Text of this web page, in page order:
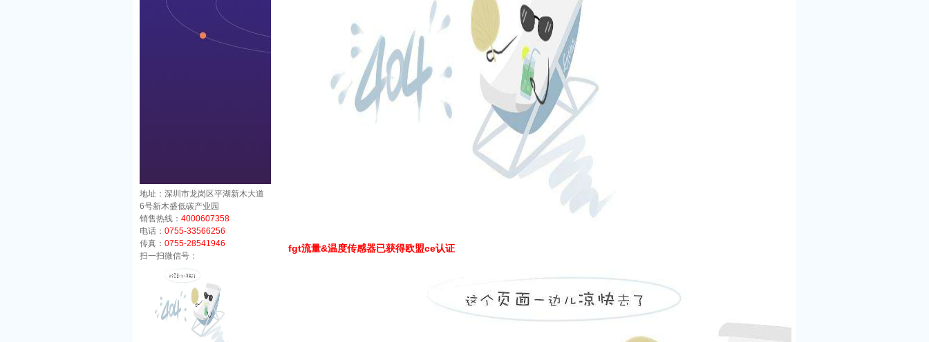
地址：深圳市龙岗区平湖新木大道
6号新木盛低碳产业园
销售热线： 4000607358
电话： 0755-33566256
传真： 0755-28541946
扫一扫微信号：
fgt流量&温度传感器已获得欧盟ce认证